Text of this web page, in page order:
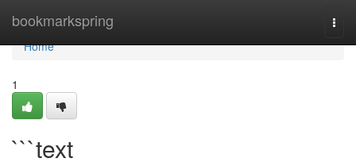
bookmarkspring
Home
Home
1
```text